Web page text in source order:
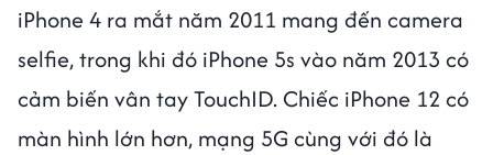
iPhone 4 ra mắt năm 2011 mang đến camera
selfie, trong khi đó iPhone 5s vào năm 2013 có
cảm biến vân tay TouchID. Chiếc iPhone 12 có
màn hình lớn hơn, mạng 5G cùng với đó là